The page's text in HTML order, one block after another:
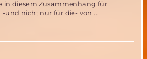
in diesem Zusammenhang für
-und nicht nur für die- von ...